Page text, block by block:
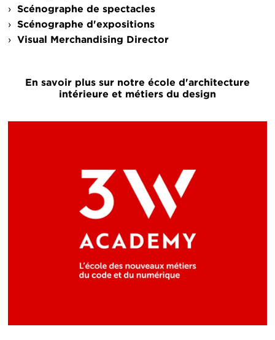
Scénographe de spectacles
Scénographe d'expositions
Visual Merchandising Director
En savoir plus sur notre école d'architecture
intérieure et métiers du design